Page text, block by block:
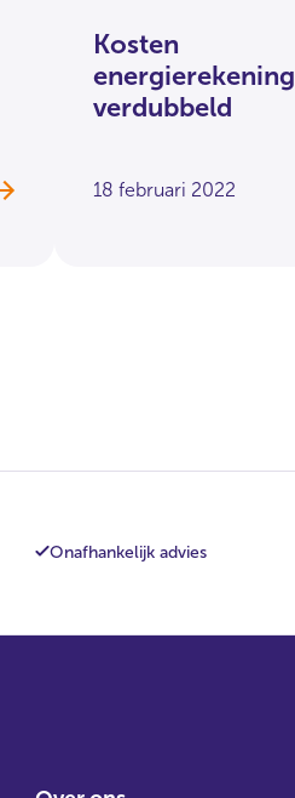
Kosten
energierekening
verdubbeld
18 februari 2022
Onafhankelijk advies